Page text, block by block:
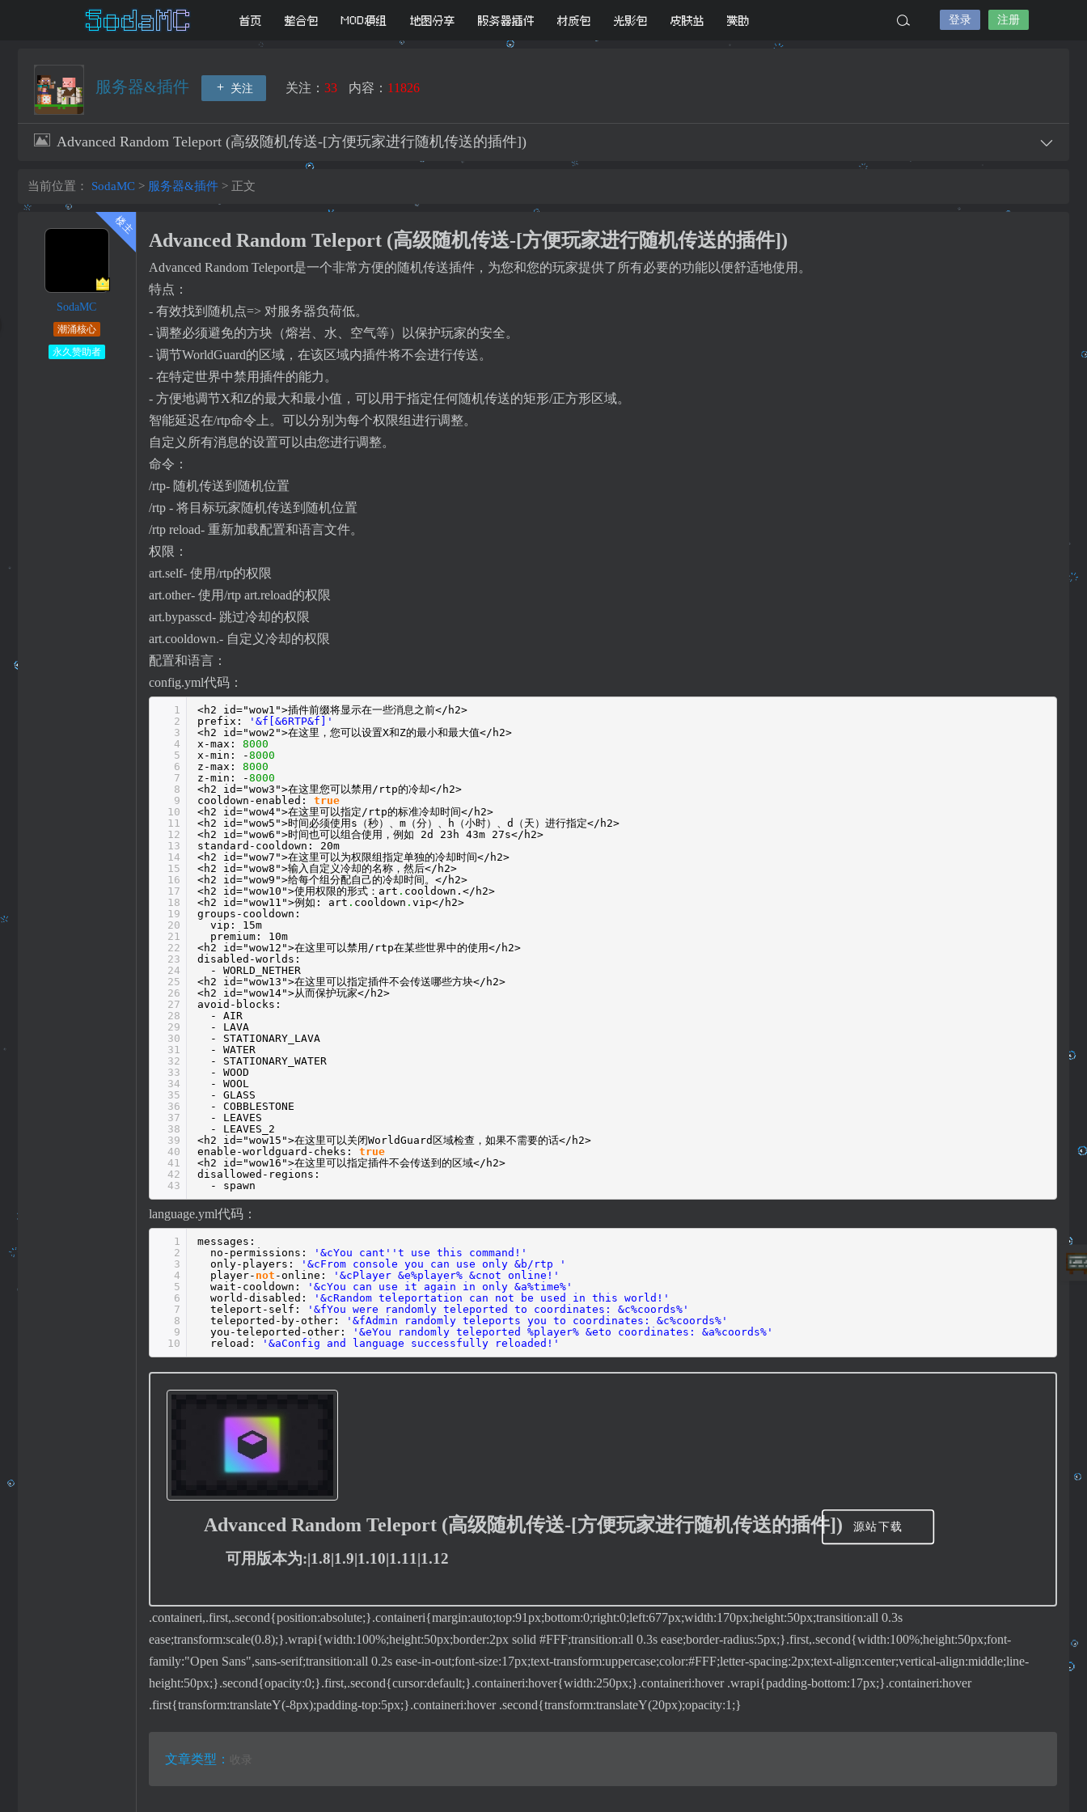
首页 整合包 MOD模组 地图分享 服务器插件 材质包 光影包 皮肤站 赞助 登录 注册
服务器&插件 关注 关注： 33 内容： 11826
Advanced Random Teleport (高级随机传送-[方便玩家进行随机传送的插件])
当前位置： SodaMC > 服务器&插件 > 正文
SodaMC
潮涌核心
永久赞助者
Advanced Random Teleport (高级随机传送-[方便玩家进行随机传送的插件])
Advanced Random Teleport是一个非常方便的随机传送插件，为您和您的玩家提供了所有必要的功能以便舒适地使用。
特点：
- 有效找到随机点=> 对服务器负荷低。
- 调整必须避免的方块（熔岩、水、空气等）以保护玩家的安全。
- 调节WorldGuard的区域，在该区域内插件将不会进行传送。
- 在特定世界中禁用插件的能力。
- 方便地调节X和Z的最大和最小值，可以用于指定任何随机传送的矩形/正方形区域。
智能延迟在/rtp命令上。可以分别为每个权限组进行调整。
自定义所有消息的设置可以由您进行调整。
命令：
/rtp- 随机传送到随机位置
/rtp - 将目标玩家随机传送到随机位置
/rtp reload- 重新加载配置和语言文件。
权限：
art.self- 使用/rtp的权限
art.other- 使用/rtp art.reload的权限
art.bypasscd- 跳过冷却的权限
art.cooldown.- 自定义冷却的权限
配置和语言：
config.yml代码：
1
2
3
4
5
6
7
8
9
10
11
12
13
14
15
16
17
18
19
20
21
22
23
24
25
26
27
28
29
30
31
32
33
34
35
36
37
38
39
40
41
42
43
<h2 id="wow1">插件前缀将显示在一些消息之前</h2>
prefix:
'&f[&6RTP&f]'
<h2 id="wow2">在这里，您可以设置X和Z的最小和最大值</h2>
x-max: 8000
x-min: -8000
z-max: 8000
z-min: -8000
<h2 id="wow3">在这里您可以禁用/rtp的冷却</h2>
cooldown-enabled: true
<h2 id="wow4">在这里可以指定/rtp的标准冷却时间</h2>
<h2 id="wow5">时间必须使用s（秒）、m（分）、h（小时）、d（天）进行指定</h2>
<h2 id="wow6">时间也可以组合使用，例如 2d 23h 43m 27s</h2>
standard-cooldown: 20m
<h2 id="wow7">在这里可以为权限组指定单独的冷却时间</h2>
<h2 id="wow8">输入自定义冷却的名称，然后</h2>
<h2 id="wow9">给每个组分配自己的冷却时间。</h2>
<h2 id="wow10">使用权限的形式：art . cooldown.</h2>
<h2 id="wow11">例如: art . cooldown . vip</h2>
groups-cooldown:
vip: 15m
premium: 10m
<h2 id="wow12">在这里可以禁用/rtp在某些世界中的使用</h2>
disabled-worlds:
- WORLD_NETHER
<h2 id="wow13">在这里可以指定插件不会传送哪些方块</h2>
<h2 id="wow14">从而保护玩家</h2>
avoid-blocks:
- AIR
- LAVA
- STATIONARY_LAVA
- WATER
- STATIONARY_WATER
- WOOD
- WOOL
- GLASS
- COBBLESTONE
- LEAVES
- LEAVES_2
<h2 id="wow15">在这里可以关闭WorldGuard区域检查，如果不需要的话</h2>
enable-worldguard-cheks: true
<h2 id="wow16">在这里可以指定插件不会传送到的区域</h2>
disallowed-regions:
- spawn
language.yml代码：
1
2
3
4
5
6
7
8
9
10
messages:
no-permissions:
'&cYou cant' 't use this command!'
only-players:
'&cFrom console you can use only &b/rtp '
player- not -online:
'&cPlayer &e%player% &cnot online!'
wait-cooldown:
'&cYou can use it again in only &a%time%'
world-disabled:
'&cRandom teleportation can not be used in this world!'
teleport-self:
'&fYou were randomly teleported to coordinates: &c%coords%'
teleported-by-other:
'&fAdmin randomly teleports you to coordinates: &c%coords%'
you-teleported-other:
'&eYou randomly teleported %player% &eto coordinates: &a%coords%'
reload:
'&aConfig and language successfully reloaded!'
Advanced Random Teleport (高级随机传送-[方便玩家进行随机传送的插件])
可用版本为:|1.8|1.9|1.10|1.11|1.12
源站下载
.containeri,.first,.second{position:absolute;}.containeri{margin:auto;top:91px;bottom:0;right:0;left:677px;width:170px;height:50px;transition:all 0.3s
ease;transform:scale(0.8);}.wrapi{width:100%;height:50px;border:2px solid #FFF;transition:all 0.3s ease;border-radius:5px;}.first,.second{width:100%;height:50px;font-
family:"Open Sans",sans-serif;transition:all 0.2s ease-in-out;font-size:17px;text-transform:uppercase;color:#FFF;letter-spacing:2px;text-align:center;vertical-align:middle;line-
height:50px;}.second{opacity:0;}.first,.second{cursor:default;}.containeri:hover{width:250px;}.containeri:hover .wrapi{padding-bottom:17px;}.containeri:hover
.first{transform:translateY(-8px);padding-top:5px;}.containeri:hover .second{transform:translateY(20px);opacity:1;}
文章类型： 收录